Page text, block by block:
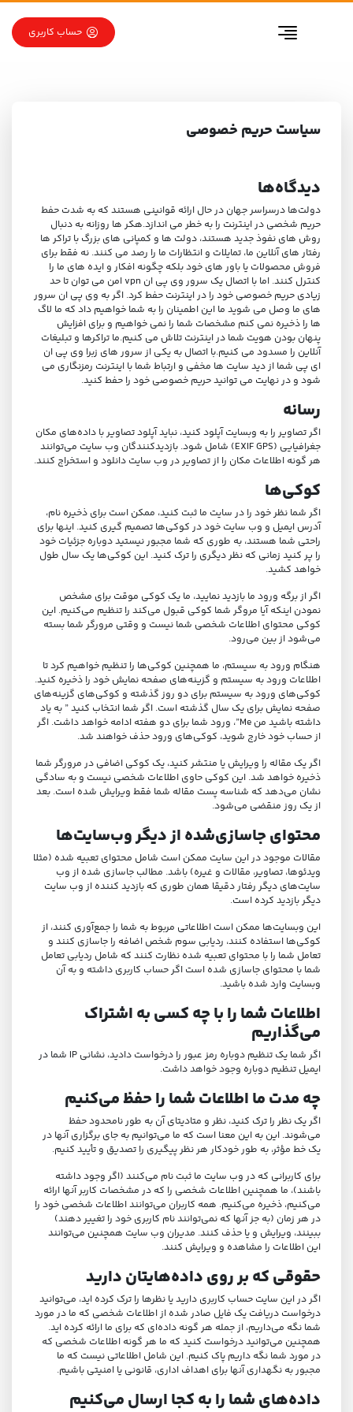
برو به فهرست
برو به محتوا
حساب کاربری
سیاست حریم خصوصی
دیدگاه‌ها
دولت‌ها درسراسر جهان در حال ارائه قوانينی هستند كه به شدت حفط
حریم شخصی در اینترنت را به خطر می اندازد.هکر ها روزانه به دنبال
روش های نفوذ جدید هستند، دولت ها و کمپانی های بزرگ با تراکر ها
رفتار های آنلاین ما، تمایلات و انتظارات ما را رصد می کنند. نه فقط برای
فروش محصولات یا باور های خود بلکه چگونه افکار و ایده های ما را
کنترل کنند. اما با اتصال یک سرور وی پی ان vpn امن می توان تا حد
زیادی حریم خصوصی خود را در اینترنت حفط کرد. اگر به وی پی ان سرور
های ما وصل می شوید ما این اطمینان را به شما خواهیم داد که ما لاگ
ها را ذخیره نمی کنم مشخصات شما را نمی خواهیم و برای افزایش
پنهان بودن هویت شما در اینترنت تلاش می کنیم.ما تراکرها و تبلیغات
آنلاین را مسدود می کنیم.با اتصال به یکی از سرور های زبرا وی پی ان
ای پی شما از دید سایت ها مخفی و ارتباط شما با اینترنت رمزنگاری می
شود و در نهایت می توانید حریم خصوصی خود را حفط کنید.
رسانه
اگر تصاویر را به وبسایت آپلود کنید، نباید آپلود تصاویر با داده‌های مکان
جغرافیایی (EXIF GPS) شامل شود. بازدیدکنندگان وب سایت می‌توانند
هر گونه اطلاعات مکان را از تصاویر در وب سایت دانلود و استخراج کنند.
کوکی‌ها
اگر شما نظر خود را در سایت ما ثبت کنید، ممکن است برای ذخیره نام،
آدرس ایمیل و وب سایت خود در کوکی‌ها تصمیم گیری کنید. اینها برای
راحتی شما هستند، به طوری که شما مجبور نیستید دوباره جزئیات خود
را پر کنید زمانی که نظر دیگری را ترک کنید. این کوکی‌ها یک سال طول
خواهد کشید.
اگر از برگه ورود ما بازدید نمایید، ما یک کوکی موقت برای مشخص
نمودن اینکه آیا مروگر شما کوکی قبول می‌کند را تنظیم می‌کنیم. این
کوکی محتوای اطلاعات شخصی شما نیست و وقتی مرورگر شما بسته
می‌شود از بین می‌رود.
هنگام ورود به سیستم، ما همچنین کوکی‌ها را تنظیم خواهیم کرد تا
اطلاعات ورود به سیستم و گزینه‌های صفحه نمایش خود را ذخیره کنید.
کوکی‌های ورود به سیستم برای دو روز گذشته و کوکی‌های گزینه‌های
صفحه نمایش برای یک سال گذشته است. اگر شما انتخاب کنید ” به یاد
داشته باشید من Me”، ورود شما برای دو هفته ادامه خواهد داشت. اگر
از حساب خود خارج شوید، کوکی‌های ورود حذف خواهند شد.
اگر یک مقاله را ویرایش یا منتشر کنید، یک کوکی اضافی در مرورگر شما
ذخیره خواهد شد. این کوکی حاوی اطلاعات شخصی نیست و به سادگی
نشان می‌دهد که شناسه پست مقاله شما فقط ویرایش شده است. بعد
از یک روز منقضی می‌شود.
محتوای جاسازی‌شده از دیگر وب‌سایت‌ها
مقالات موجود در این سایت ممکن است شامل محتوای تعبیه شده (مثلا
ویدئوها، تصاویر، مقالات و غیره) باشد. مطالب جاسازی شده از وب
سایت‌های دیگر رفتار دقیقا همان طوری که بازدید کننده از وب سایت
دیگر بازدید کرده است.
این وبسایت‌ها ممکن است اطلاعاتی مربوط به شما را جمع‌آوری کنند، از
کوکی‌ها استفاده کنند، ردیابی سوم شخص اضافه را جاسازی کنند و
تعامل شما را با محتوای تعبیه شده نظارت کنند که شامل ردیابی تعامل
شما با محتوای جاسازی شده است اگر حساب کاربری داشته و به آن
وبسایت وارد شده باشید.
اطلاعات شما را با چه کسی به اشتراک
می‌گذاریم
اگر شما یک تنظیم دوباره رمز عبور را درخواست دادید، نشانی IP شما در
ایمیل تنظیم دوباره وجود خواهد داشت.
چه مدت ما اطلاعات شما را حفظ می‌کنیم
اگر یک نظر را ترک کنید، نظر و متادیتای آن به طور نامحدود حفظ
می‌شوند. این به این معنا است که ما می‌توانیم به جای برگزاری آنها در
یک خط مؤثر، به طور خودکار هر نظر پیگیری را تصدیق و تأیید کنیم.
برای کاربرانی که در وب سایت ما ثبت نام می‌کنند (اگر وجود داشته
باشند)، ما همچنین اطلاعات شخصی را که در مشخصات کاربر آنها ارائه
می‌کنیم، ذخیره می‌کنیم. همه کاربران می‌توانند اطلاعات شخصی خود را
در هر زمان (به جز آنها که نمی‌توانند نام کاربری خود را تغییر دهند)
ببینند، ویرایش و یا حذف کنند. مدیران وب سایت همچنین می‌توانند
این اطلاعات را مشاهده و ویرایش کنند.
حقوقی که بر روی داده‌هایتان دارید
اگر در این سایت حساب کاربری دارید یا نظرها را ترک کرده اید، می‌توانید
درخواست دریافت یک فایل صادر شده از اطلاعات شخصی که ما در مورد
شما نگه می‌داریم، از جمله هر گونه داده‌ای که برای ما ارائه کرده اید.
همچنین می‌توانید درخواست کنید که ما هر گونه اطلاعات شخصی که
در مورد شما نگه داریم پاک کنیم. این شامل اطلاعاتی نیست که ما
مجبور به نگهداری آنها برای اهداف اداری، قانونی یا امنیتی باشیم.
داده‌های شما را به کجا ارسال می‌کنیم